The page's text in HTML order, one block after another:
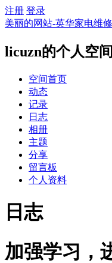
注册 登录
美丽的网站-英华家电维
licuzn的个人空间
空间首页
动态
记录
日志
相册
主题
分享
留言板
个人资料
日志
加强学习，